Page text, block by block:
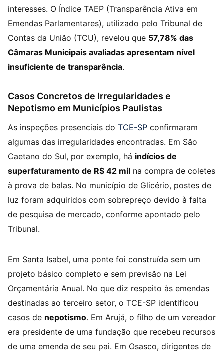
interesses. O Índice TAEP (Transparência Ativa em
Emendas Parlamentares), utilizado pelo Tribunal de
Contas da União (TCU), revelou que 57,78% das
Câmaras Municipais avaliadas apresentam nível
insuficiente de transparência.
Casos Concretos de Irregularidades e
Nepotismo em Municípios Paulistas
As inspeções presenciais do TCE-SP confirmaram
algumas das irregularidades encontradas. Em São
Caetano do Sul, por exemplo, há indícios de
superfaturamento de R$ 42 mil na compra de coletes
à prova de balas. No município de Glicério, postes de
luz foram adquiridos com sobrepreço devido à falta
de pesquisa de mercado, conforme apontado pelo
Tribunal.
Em Santa Isabel, uma ponte foi construída sem um
projeto básico completo e sem previsão na Lei
Orçamentária Anual. No que diz respeito às emendas
destinadas ao terceiro setor, o TCE-SP identificou
casos de nepotismo. Em Arujá, o filho de um vereador
era presidente de uma fundação que recebeu recursos
de uma emenda de seu pai. Em Osasco, dirigentes de